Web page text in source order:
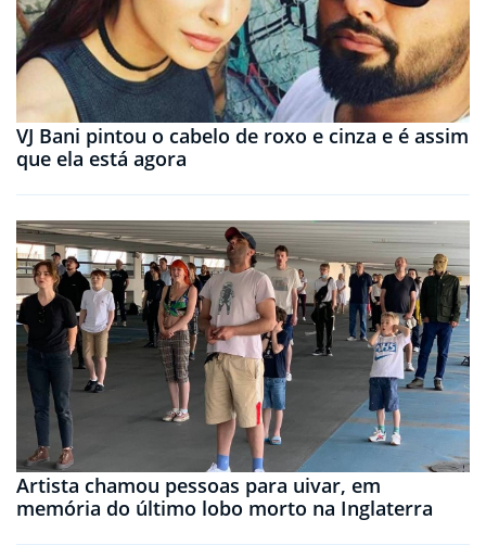
VJ Bani pintou o cabelo de roxo e cinza e é assim
que ela está agora
Artista chamou pessoas para uivar, em
memória do último lobo morto na Inglaterra